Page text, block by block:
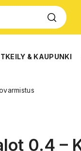
& KAUPUNKI
0.4 –